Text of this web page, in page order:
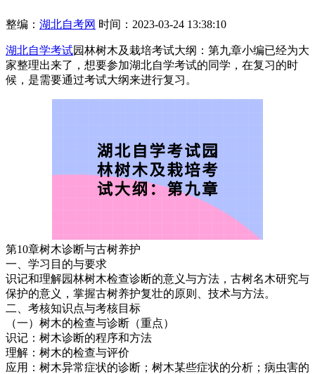
整编： 湖北自考网 时间：2023-03-24 13:38:10
湖北自学考试园林树木及栽培考试大纲：第九章小编已经为大
家整理出来了，想要参加湖北自学考试的同学，在复习的时
候，是需要通过考试大纲来进行复习。
第10章树木诊断与古树养护
一、学习目的与要求
识记和理解园林树木检查诊断的意义与方法，古树名木研究与
保护的意义，掌握古树养护复壮的原则、技术与方法。
二、考核知识点与考核目标
（一）树木的检查与诊断（重点）
识记：树木诊断的程序和方法
理解：树木的检查与评价
应用：树木异常症状的诊断；树木某些症状的分析；病虫害的